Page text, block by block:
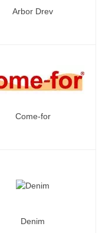
Arbor Drev
Come-for
Denim